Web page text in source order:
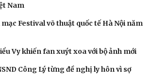
Nam
Festival võ thuật quốc tế Hà Nội năm
Vy khiến fan xuýt xoa với bộ ảnh mới
Công Lý từng đề nghị ly hôn vì sợ